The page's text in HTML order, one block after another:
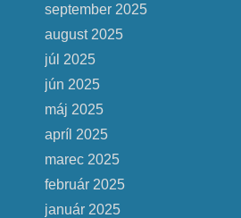
september 2025
august 2025
júl 2025
jún 2025
máj 2025
apríl 2025
marec 2025
február 2025
január 2025